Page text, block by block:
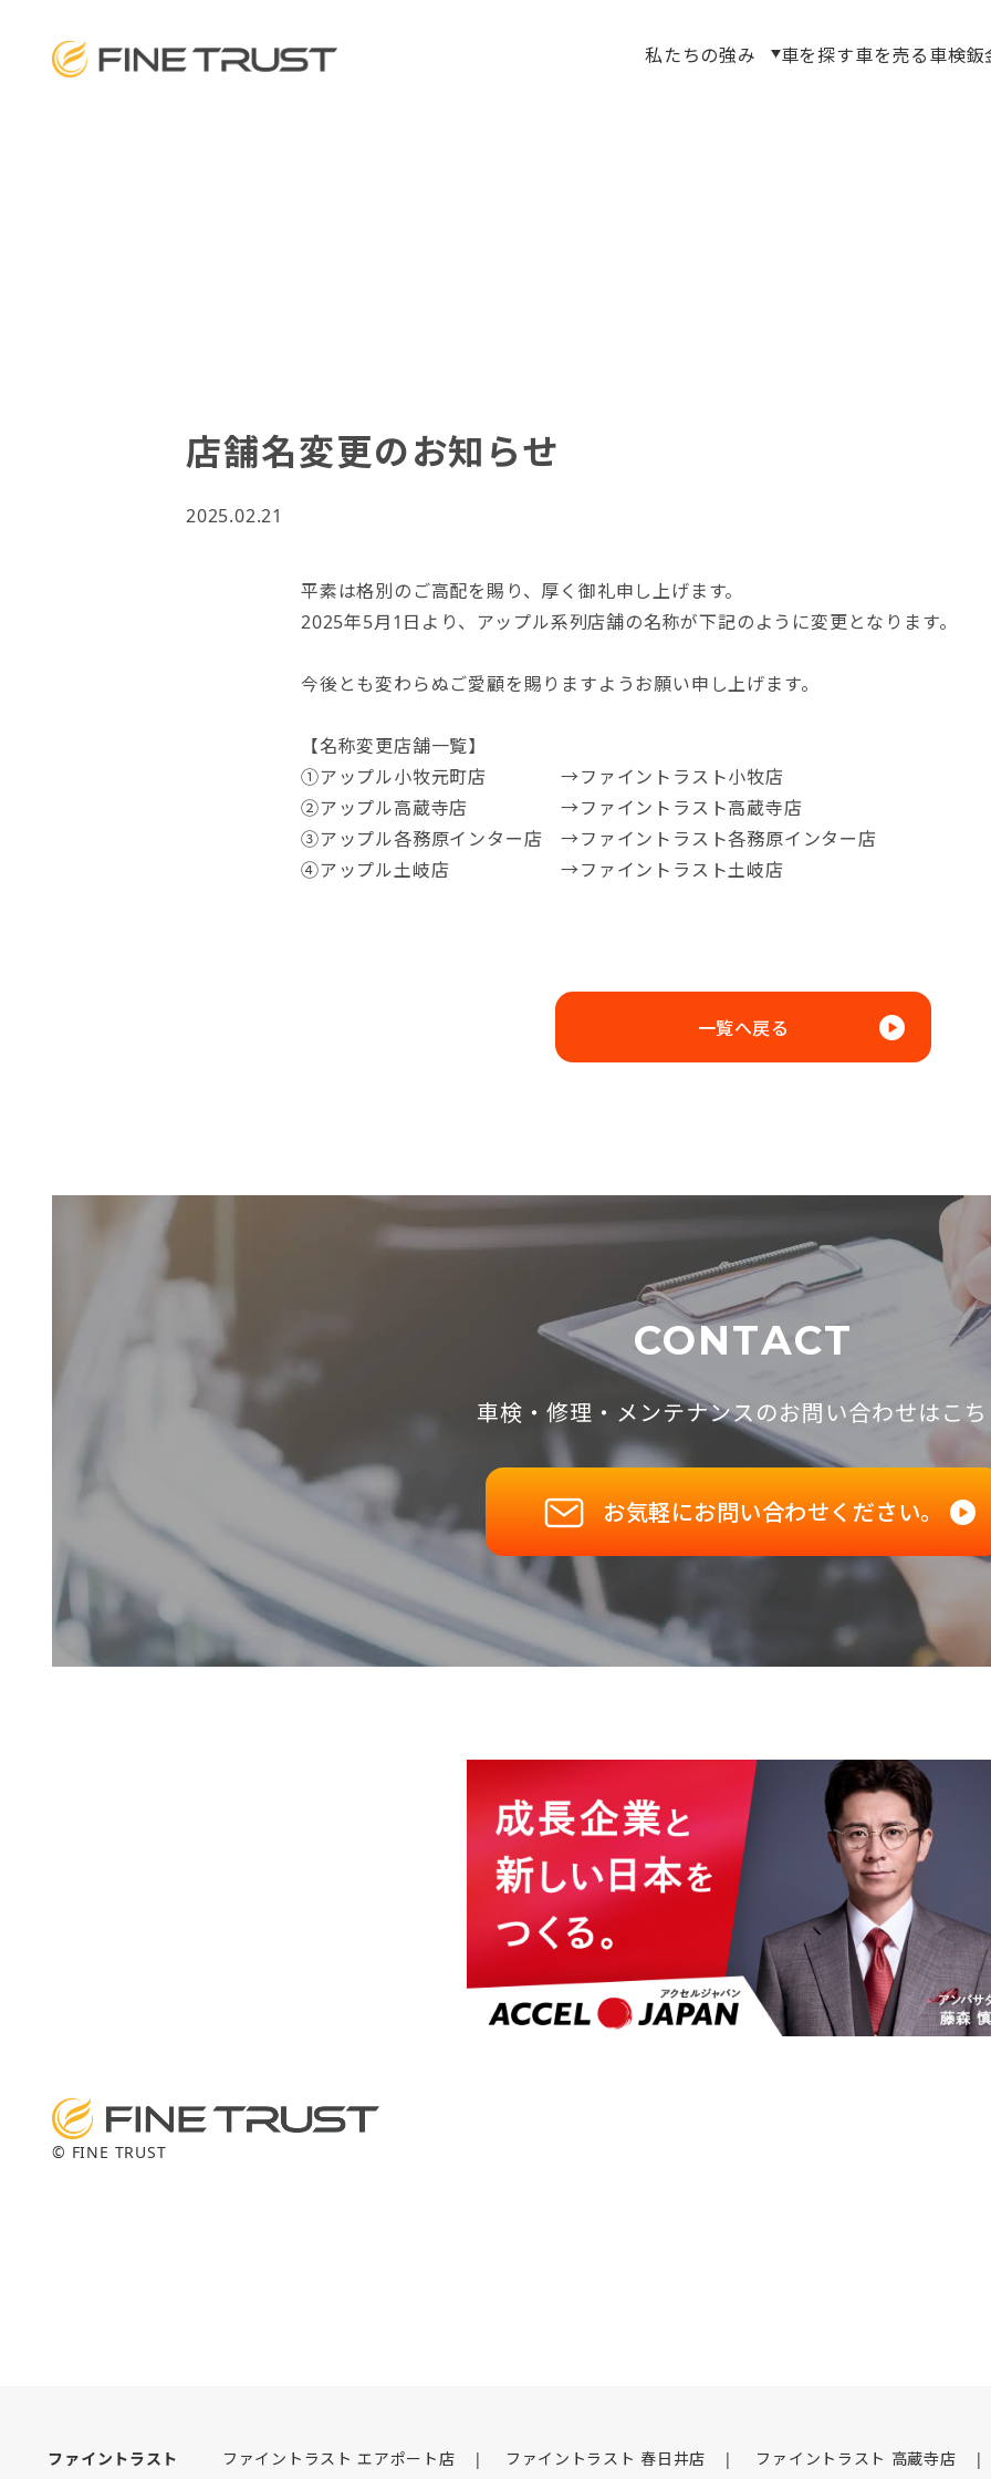
私たちの強み 車を探す車を売る車検鈑
店舗名変更のお知らせ
2025.02.21
平素は格別のご高配を賜り、厚く御礼申し上げます。
2025年5月1日より、アップル系列店舗の名称が下記のように変更となります。
今後とも変わらぬご愛顧を賜りますようお願い申し上げます。
【名称変更店舗一覧】
①アップル小牧元町店 →ファイントラスト小牧店
②アップル高蔵寺店 →ファイントラスト高蔵寺店
③アップル各務原インター店 →ファイントラスト各務原インター店
④アップル土岐店 →ファイントラスト土岐店
一覧へ戻る
CONTACT
車検・修理・メンテナンスのお問い合わせはこ
お気軽にお問い合わせください。
© FINE TRUST
ファイントラスト ファイントラスト エアポート店 ファイントラスト 春日井店 ファイントラスト 高蔵寺店